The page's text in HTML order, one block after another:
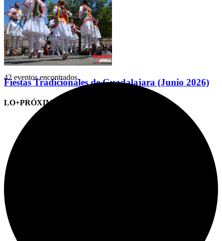
Fiestas Tradicionales de Guadalajara (Junio 2026)
LO+PRÓXIMO (CITAS)
42 eventos encontrados.